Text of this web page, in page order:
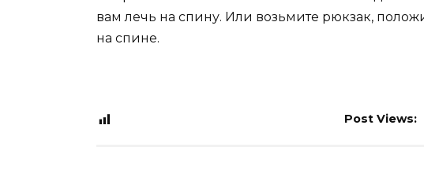
вам лечь на спину. Или возьмите рюкзак,
на спине.
Post Views: